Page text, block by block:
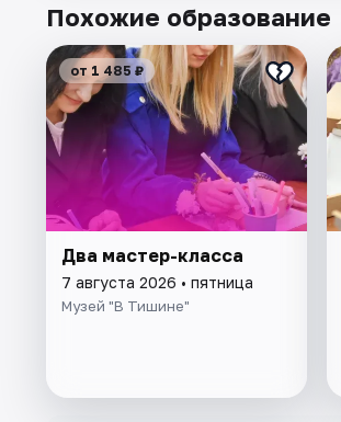
Похожие образование
от 1 485 ₽
Два мастер-класса
7 августа 2026 • пятница
Музей "В Тишине"